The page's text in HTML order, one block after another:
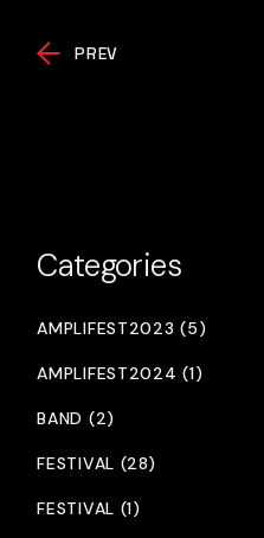
PREV
Categories
AMPLIFEST2023 (5)
AMPLIFEST2024 (1)
BAND (2)
FESTIVAL (28)
FESTIVAL (1)